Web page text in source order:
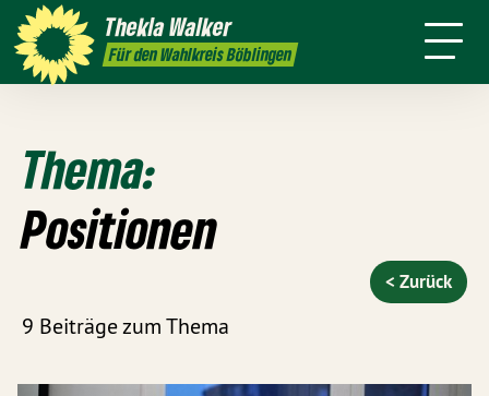
TheklaWalker
Für den Wahlkreis Böblingen
Termine Presse Kontakt
Themen
Thema:
Positionen
9 Beiträge zum Thema
< Zurück